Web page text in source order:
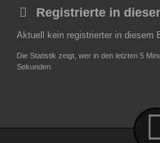
Registrierte in
Aktuell kein registrierter in diesem
Die Statistik zeigt, wer in den letzten 5
Sekunden.